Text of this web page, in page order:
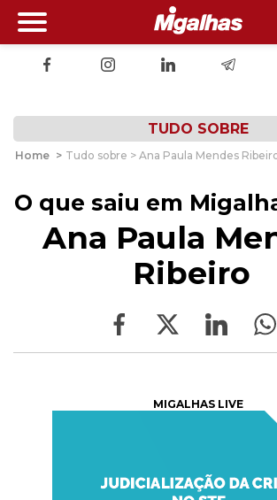
TUDO SOBRE
Home > Tudo sobre > Ana Paula Mendes
O que saiu em
Ana Paula
Ribeiro
MIGALHAS LIVE